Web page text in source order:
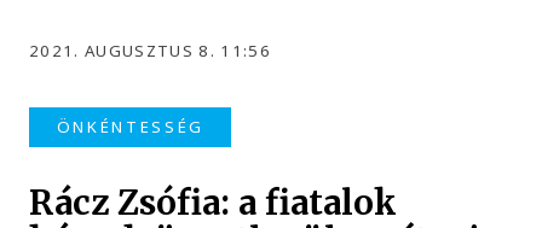
2021. AUGUSZTUS 8. 11:56
ÖNKÉNTESSÉG
Rácz Zsófia: a fiatalok